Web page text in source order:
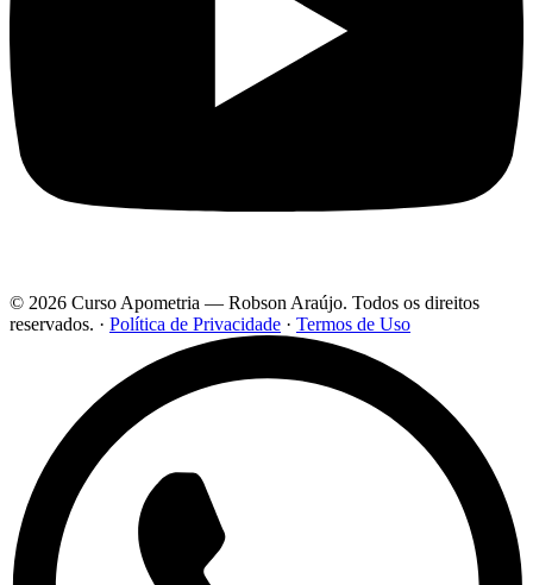
© 2026 Curso Apometria — Robson Araújo. Todos os direitos
reservados. · Política de Privacidade · Termos de Uso